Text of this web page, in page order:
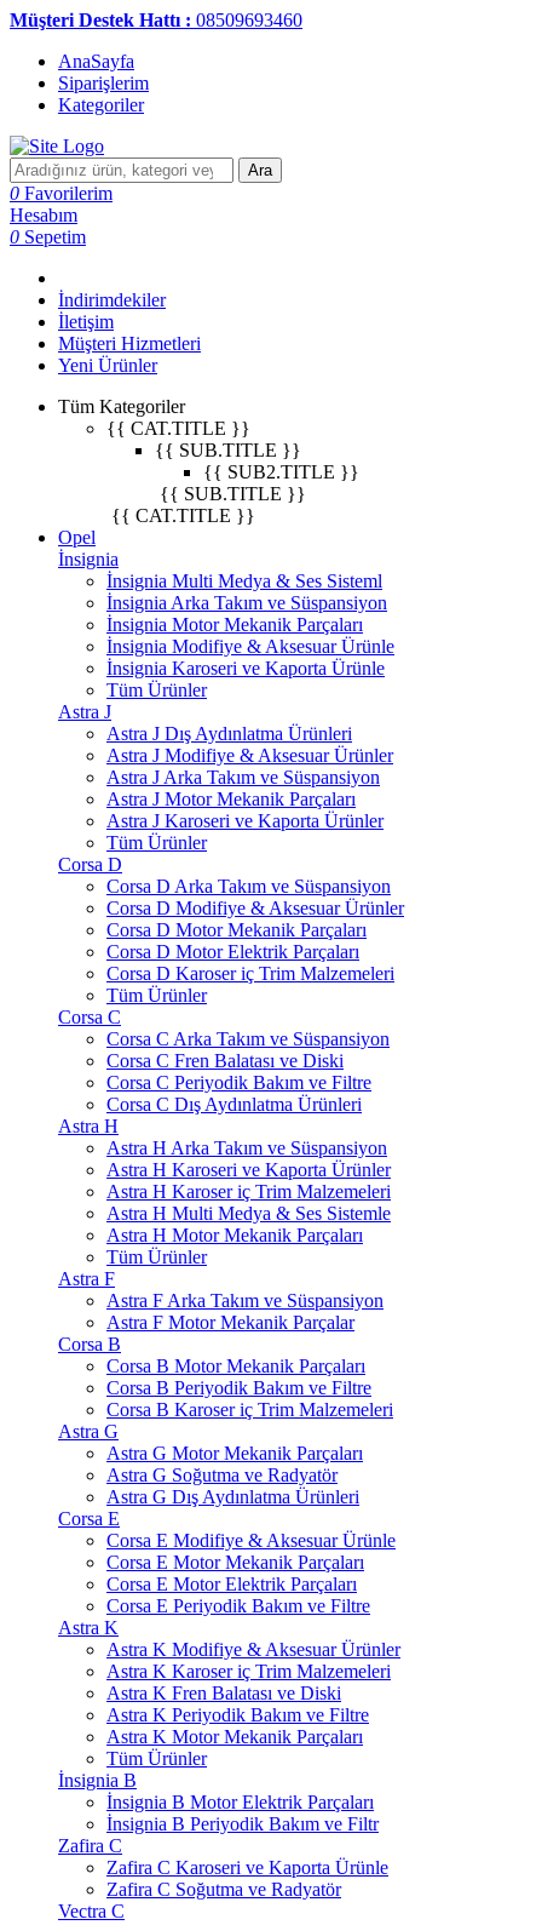
Müşteri Destek Hattı : 08509693460
AnaSayfa
Siparişlerim
Kategoriler
Ara
0 Favorilerim
Hesabım
0 Sepetim
İndirimdekiler
İletişim
Müşteri Hizmetleri
Yeni Ürünler
Tüm Kategoriler
{{ CAT.TITLE }}
{{ SUB.TITLE }}
{{ SUB2.TITLE }}
{{ SUB.TITLE }}
{{ CAT.TITLE }}
Opel
İnsignia
İnsignia Multi Medya & Ses Sisteml
İnsignia Arka Takım ve Süspansiyon
İnsignia Motor Mekanik Parçaları
İnsignia Modifiye & Aksesuar Ürünle
İnsignia Karoseri ve Kaporta Ürünle
Tüm Ürünler
Astra J
Astra J Dış Aydınlatma Ürünleri
Astra J Modifiye & Aksesuar Ürünler
Astra J Arka Takım ve Süspansiyon
Astra J Motor Mekanik Parçaları
Astra J Karoseri ve Kaporta Ürünler
Tüm Ürünler
Corsa D
Corsa D Arka Takım ve Süspansiyon
Corsa D Modifiye & Aksesuar Ürünler
Corsa D Motor Mekanik Parçaları
Corsa D Motor Elektrik Parçaları
Corsa D Karoser iç Trim Malzemeleri
Tüm Ürünler
Corsa C
Corsa C Arka Takım ve Süspansiyon
Corsa C Fren Balatası ve Diski
Corsa C Periyodik Bakım ve Filtre
Corsa C Dış Aydınlatma Ürünleri
Astra H
Astra H Arka Takım ve Süspansiyon
Astra H Karoseri ve Kaporta Ürünler
Astra H Karoser iç Trim Malzemeleri
Astra H Multi Medya & Ses Sistemle
Astra H Motor Mekanik Parçaları
Tüm Ürünler
Astra F
Astra F Arka Takım ve Süspansiyon
Astra F Motor Mekanik Parçalar
Corsa B
Corsa B Motor Mekanik Parçaları
Corsa B Periyodik Bakım ve Filtre
Corsa B Karoser iç Trim Malzemeleri
Astra G
Astra G Motor Mekanik Parçaları
Astra G Soğutma ve Radyatör
Astra G Dış Aydınlatma Ürünleri
Corsa E
Corsa E Modifiye & Aksesuar Ürünle
Corsa E Motor Mekanik Parçaları
Corsa E Motor Elektrik Parçaları
Corsa E Periyodik Bakım ve Filtre
Astra K
Astra K Modifiye & Aksesuar Ürünler
Astra K Karoser iç Trim Malzemeleri
Astra K Fren Balatası ve Diski
Astra K Periyodik Bakım ve Filtre
Astra K Motor Mekanik Parçaları
Tüm Ürünler
İnsignia B
İnsignia B Motor Elektrik Parçaları
İnsignia B Periyodik Bakım ve Filtr
Zafira C
Zafira C Karoseri ve Kaporta Ürünle
Zafira C Soğutma ve Radyatör
Vectra C